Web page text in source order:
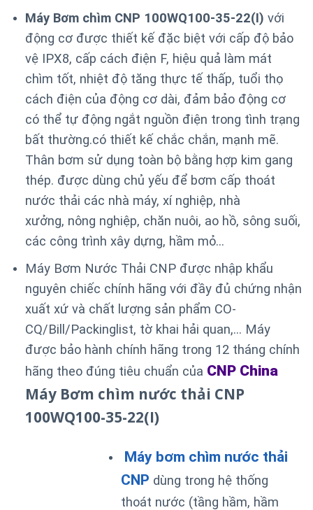
Máy Bơm chìm CNP 100WQ100-35-22(I) với
động cơ được thiết kế đặc biệt với cấp độ bảo
vệ IPX8, cấp cách điện F, hiệu quả làm mát
chìm tốt, nhiệt độ tăng thực tế thấp, tuổi thọ
cách điện của động cơ dài, đảm bảo động cơ
có thể tự động ngắt nguồn điện trong tình trạng
bất thường.có thiết kế chắc chắn, mạnh mẽ.
Thân bơm sử dụng toàn bộ bằng hợp kim gang
thép. được dùng chủ yếu để bơm cấp thoát
nước thải các nhà máy, xí nghiệp, nhà
xưởng, nông nghiệp, chăn nuôi, ao hồ, sông suối,
các công trình xây dựng, hầm mỏ…
Máy Bơm Nước Thải CNP được nhập khẩu
nguyên chiếc chính hãng với đầy đủ chứng nhận
xuất xứ và chất lượng sản phẩm CO-
CQ/Bill/Packinglist, tờ khai hải quan,… Máy
được bảo hành chính hãng trong 12 tháng chính
hãng theo đúng tiêu chuẩn của CNP China
Máy Bơm chìm nước thải CNP
100WQ100-35-22(I)
Máy bơm chìm nước thải
CNP dùng trong hệ thống
thoát nước (tầng hầm, hầm